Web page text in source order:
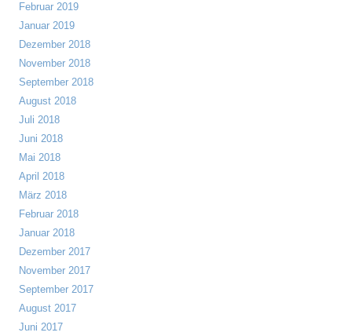
Februar 2019
Januar 2019
Dezember 2018
November 2018
September 2018
August 2018
Juli 2018
Juni 2018
Mai 2018
April 2018
März 2018
Februar 2018
Januar 2018
Dezember 2017
November 2017
September 2017
August 2017
Juni 2017